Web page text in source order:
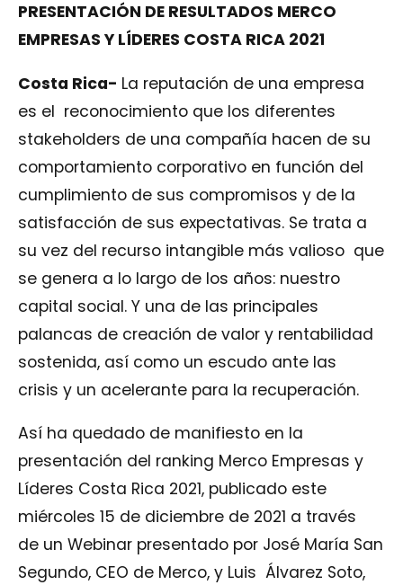
PRESENTACIÓN DE RESULTADOS MERCO
EMPRESAS Y LÍDERES COSTA RICA 2021
Costa Rica- La reputación de una empresa
es el reconocimiento que los diferentes
stakeholders de una compañía hacen de su
comportamiento corporativo en función del
cumplimiento de sus compromisos y de la
satisfacción de sus expectativas. Se trata a
su vez del recurso intangible más valioso que
se genera a lo largo de los años: nuestro
capital social. Y una de las principales
palancas de creación de valor y rentabilidad
sostenida, así como un escudo ante las
crisis y un acelerante para la recuperación.
Así ha quedado de manifiesto en la
presentación del ranking Merco Empresas y
Líderes Costa Rica 2021, publicado este
miércoles 15 de diciembre de 2021 a través
de un Webinar presentado por José María San
Segundo, CEO de Merco, y Luis Álvarez Soto,